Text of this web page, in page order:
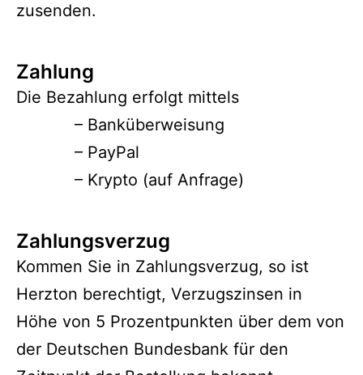
zusenden.
Zahlung
Die Bezahlung erfolgt mittels
– Banküberweisung
– PayPal
– Krypto (auf Anfrage)
Zahlungsverzug
Kommen Sie in Zahlungsverzug, so ist
Herzton berechtigt, Verzugszinsen in
Höhe von 5 Prozentpunkten über dem von
der Deutschen Bundesbank für den